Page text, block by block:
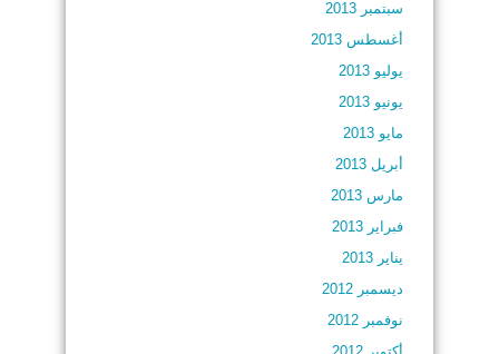
سبتمبر 2013
أغسطس 2013
يوليو 2013
يونيو 2013
مايو 2013
أبريل 2013
مارس 2013
فبراير 2013
يناير 2013
ديسمبر 2012
نوفمبر 2012